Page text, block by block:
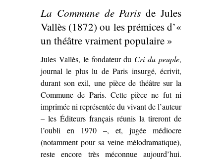
Saignée
Lucien
Nozière
(1913)’
La Commune de Paris de Jules
Vallès (1872) ou les prémices d’«
un théâtre vraiment populaire »
Jules Vallès, le fondateur du Cri du peuple,
journal le plus lu de Paris insurgé, écrivit,
durant son exil, une pièce de théâtre sur la
Commune de Paris. Cette pièce ne fut ni
imprimée ni représentée du vivant de l’auteur
– les Éditeurs français réunis la tireront de
l’oubli en 1970 –, et, jugée médiocre
(notamment pour sa veine mélodramatique),
reste encore très méconnue aujourd’hui.